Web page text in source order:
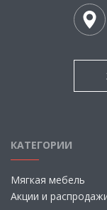
КАТЕГОРИИ
Мягкая мебель
Акции и